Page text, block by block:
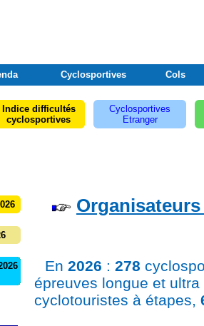
Cyclosportives Cols
Indice difficultés
cyclosportives
Cyclosportives
Etranger
En 2026 : 278
épreuves longue et
cyclotouristes à étapes,